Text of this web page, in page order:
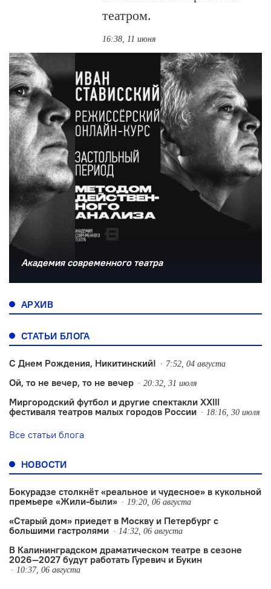
театром.
16:38, 11 июня
Академия современного театра
АРХИВ
СТАТЬИ БЛОГА
С Днем Рождения, Никитинский! 7:52, 04 августа
Ой, то не вечер, то не вечер 20:32, 31 июля
Миргородский футбол и другие спектакли XXIII
фестиваля театров малых городов России
18:16, 30 июля
Все статьи блога
НОВОСТИ
Бокурадзе столкнëт «реальное и чудесное» в кукольной
премьере «Жили-были»
19:20, 06 августа
«Старый дом» приедет в Москву и Петербург с
большими гастролями
14:32, 06 августа
В Калининградском драматическом театре в сезоне
2026—2027 будут работать Гуревич и Букин
10:37, 06 августа